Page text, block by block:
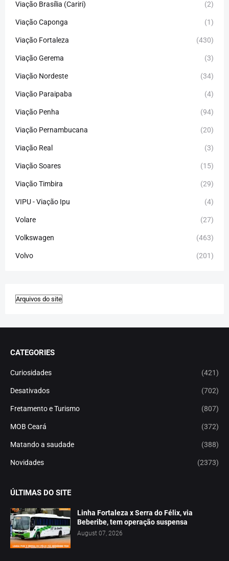
Viação Brasília (Cariri) (2)
Viação Caponga (1)
Viação Fortaleza (430)
Viação Gerema (3)
Viação Nordeste (34)
Viação Paraipaba (4)
Viação Penha (94)
Viação Pernambucana (20)
Viação Real (3)
Viação Soares (15)
Viação Timbira (29)
VIPU - Viação Ipu (4)
Volare (27)
Volkswagen (463)
Volvo (201)
CATEGORIES
Curiosidades (421)
Desativados (702)
Fretamento e Turismo (807)
MOB Ceará (372)
Matando a saudade (388)
Novidades (2373)
ÚLTIMAS DO SITE
Linha Fortaleza x Serra do Félix, via
Beberibe, tem operação suspensa
August 07, 2026